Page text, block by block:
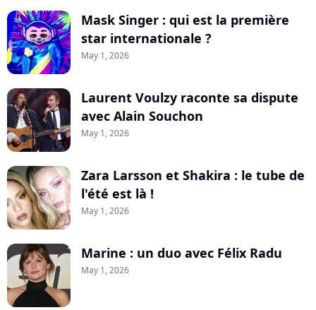
Mask Singer : qui est la première
star internationale ?
May 1, 2026
Laurent Voulzy raconte sa dispute
avec Alain Souchon
May 1, 2026
Zara Larsson et Shakira : le tube de
l'été est là !
May 1, 2026
Marine : un duo avec Félix Radu
May 1, 2026